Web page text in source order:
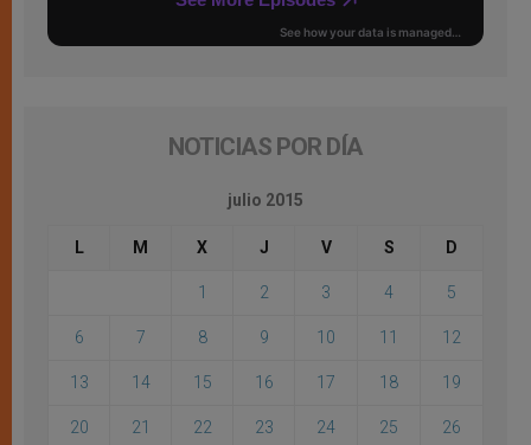
NOTICIAS POR DÍA
julio 2015
L M X J V S D
1 2 3 4 5
6 7 8 9 10 11 12
13 14 15 16 17 18 19
20 21 22 23 24 25 26